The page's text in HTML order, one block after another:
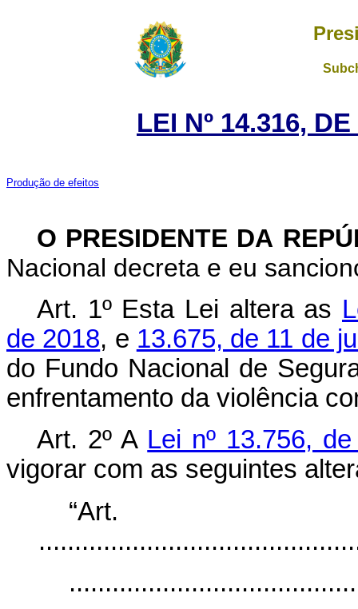
LEI Nº 14.316,
Produção de efeitos
O PRESIDENTE DA
Nacional decreta e eu
Art. 1º Esta Lei altera as
de 2018, e 13.675, de 11 de
do Fundo Nacional de
enfrentamento da violência
Art. 2º A Lei nº 13.756,
vigorar com as seguintes